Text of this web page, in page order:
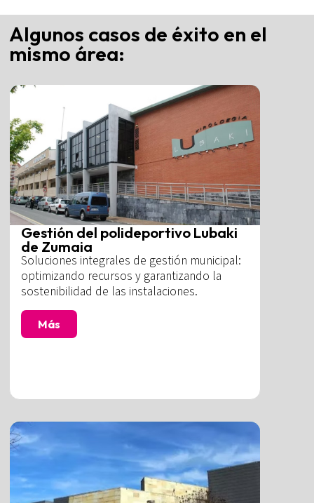
Algunos casos de éxito en el
mismo área:
Gestión del polideportivo Lubaki
de Zumaia
Soluciones integrales de gestión municipal:
optimizando recursos y garantizando la
sostenibilidad de las instalaciones.
Más